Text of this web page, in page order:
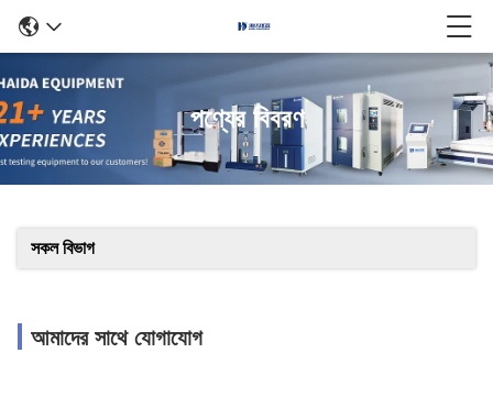
পণ্যের বিবরণ
সকল বিভাগ
আমাদের সাথে যোগাযোগ